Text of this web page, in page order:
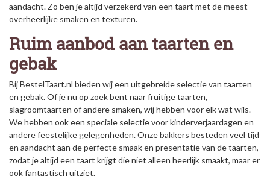
aandacht. Zo ben je altijd verzekerd van een taart met de meest
overheerlijke smaken en texturen.
Ruim aanbod aan taarten en
gebak
Bij BestelTaart.nl bieden wij een uitgebreide selectie van taarten
en gebak. Of je nu op zoek bent naar fruitige taarten,
slagroomtaarten of andere smaken, wij hebben voor elk wat wils.
We hebben ook een speciale selectie voor kinderverjaardagen en
andere feestelijke gelegenheden. Onze bakkers besteden veel tijd
en aandacht aan de perfecte smaak en presentatie van de taarten,
zodat je altijd een taart krijgt die niet alleen heerlijk smaakt, maar er
ook fantastisch uitziet.